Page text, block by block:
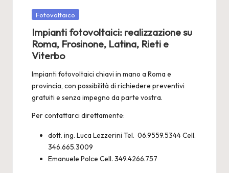
o
n
e
2
4
Posted
Fotovoltaico
Impianti fotovoltaici: realizzazione su
Roma, Frosinone, Latina, Rieti e
Viterbo
Impianti fotovoltaici chiavi in mano a Roma e
provincia, con possibilità di richiedere preventivi
gratuiti e senza impegno da parte vostra.
Per contattarci direttamente:
dott. ing. Luca Lezzerini Tel. 06.9559.5344 Cell.
346.665.3009
Emanuele Polce Cell. 349.4266.757